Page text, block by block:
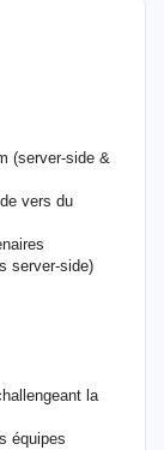
(server-side &
vers du
server-side)
la
équipes